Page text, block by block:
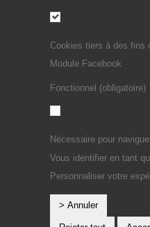
Cookies tiers à des fins
Module Facebook
Fonctionnel (obligatoire)
Nécessaire pour
Vous identifier en tant
Personnaliser votre
> Annuler